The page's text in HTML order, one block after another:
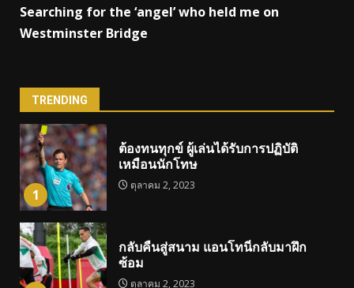
Searching for the ‘angel’ who held me on
Westminster Bridge
TRENDING
1
ต้องทนทุกข์ ผู้เล่นได้รับการปฏิบัติ
เหมือนนักโทษ
ตุลาคม 2, 2023
กลับคืนสู่สนาม แอนโทนี่กลับมาฝึก
ซ้อม
ตุลาคม 2, 2023